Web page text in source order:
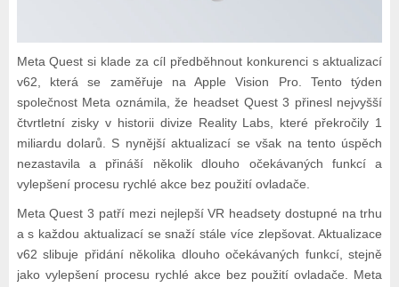
Meta Quest si klade za cíl předběhnout konkurenci s aktualizací
v62, která se zaměřuje na Apple Vision Pro. Tento týden
společnost Meta oznámila, že headset Quest 3 přinesl nejvyšší
čtvrtletní zisky v historii divize Reality Labs, které překročily 1
miliardu dolarů. S nynější aktualizací se však na tento úspěch
nezastavila a přináší několik dlouho očekávaných funkcí a
vylepšení procesu rychlé akce bez použití ovladače.
Meta Quest 3 patří mezi nejlepší VR headsety dostupné na trhu
a s každou aktualizací se snaží stále více zlepšovat. Aktualizace
v62 slibuje přidání několika dlouho očekávaných funkcí, stejně
jako vylepšení procesu rychlé akce bez použití ovladače. Meta